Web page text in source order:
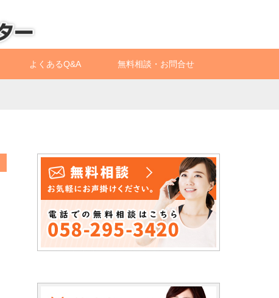
よくあるQ&A 無料相談・お問合せ